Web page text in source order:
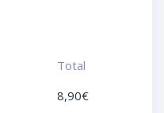
Total
8,90€